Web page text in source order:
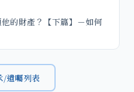
的財產？【下篇】－如何
遺囑列表